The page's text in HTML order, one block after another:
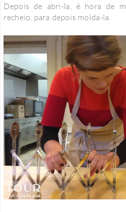
Depois de abri-la, é hora de
recheio, para depois molda-la.